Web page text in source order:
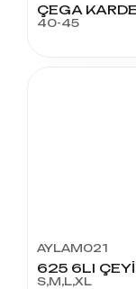
ÇEGA
40-45
AYLAM021
625 6LI
S,M,L,XL